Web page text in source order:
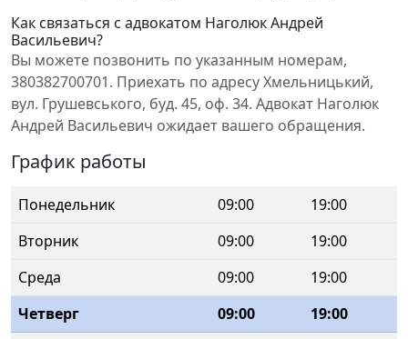
Как связаться с адвокатом Наголюк Андрей
Васильевич?
Вы можете позвонить по указанным номерам,
380382700701. Приехать по адресу Хмельницький,
вул. Грушевського, буд. 45, оф. 34. Адвокат Наголюк
Андрей Васильевич ожидает вашего обращения.
График работы
Понедельник 09:00
19:00
Вторник
09:00
19:00
Среда
09:00
19:00
Четверг
09:00
19:00